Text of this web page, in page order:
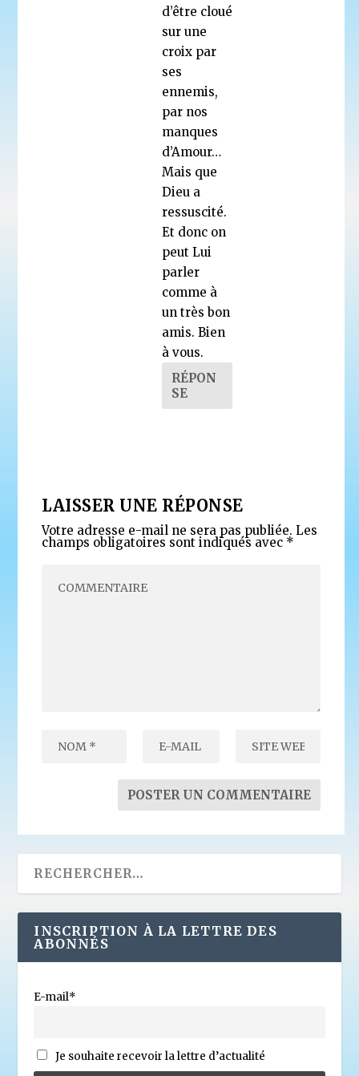
d’être cloué
sur une
croix par
ses
ennemis,
par nos
manques
d’Amour…
Mais que
Dieu a
ressuscité.
Et donc on
peut Lui
parler
comme à
un très bon
amis. Bien
à vous.
RÉPON
SE
LAISSER UNE RÉPONSE
Votre adresse e-mail ne sera pas publiée. Les
champs obligatoires sont indiqués avec *
INSCRIPTION À LA LETTRE DES
ABONNÉS
E-mail*
Je souhaite recevoir la lettre d’actualité